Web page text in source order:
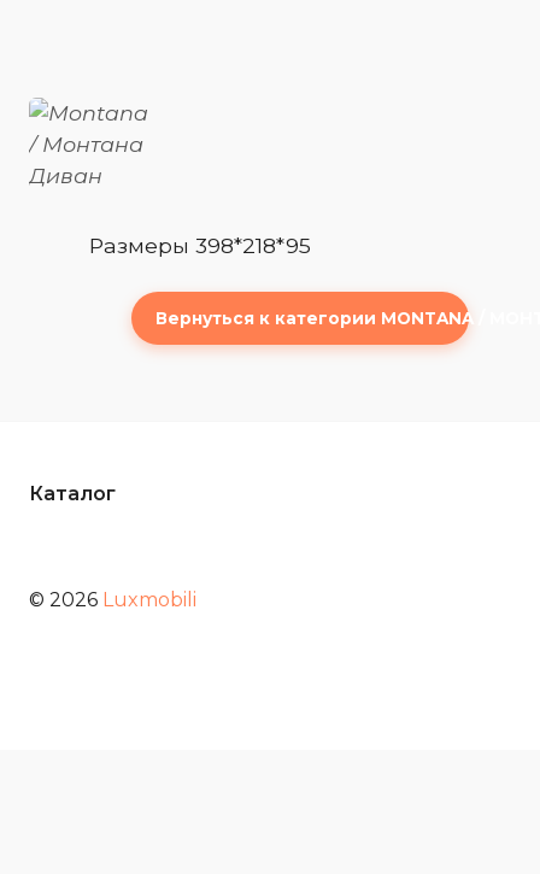
Размеры 398*218*95
Вернуться к категории MONTANA /
Каталог
© 2026 Luxmobili